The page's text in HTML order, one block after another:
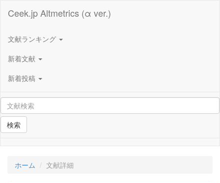
Ceek.jp Altmetrics (α ver.)
文献ランキング
新着文献
新着投稿
検索
ホーム 文献詳細